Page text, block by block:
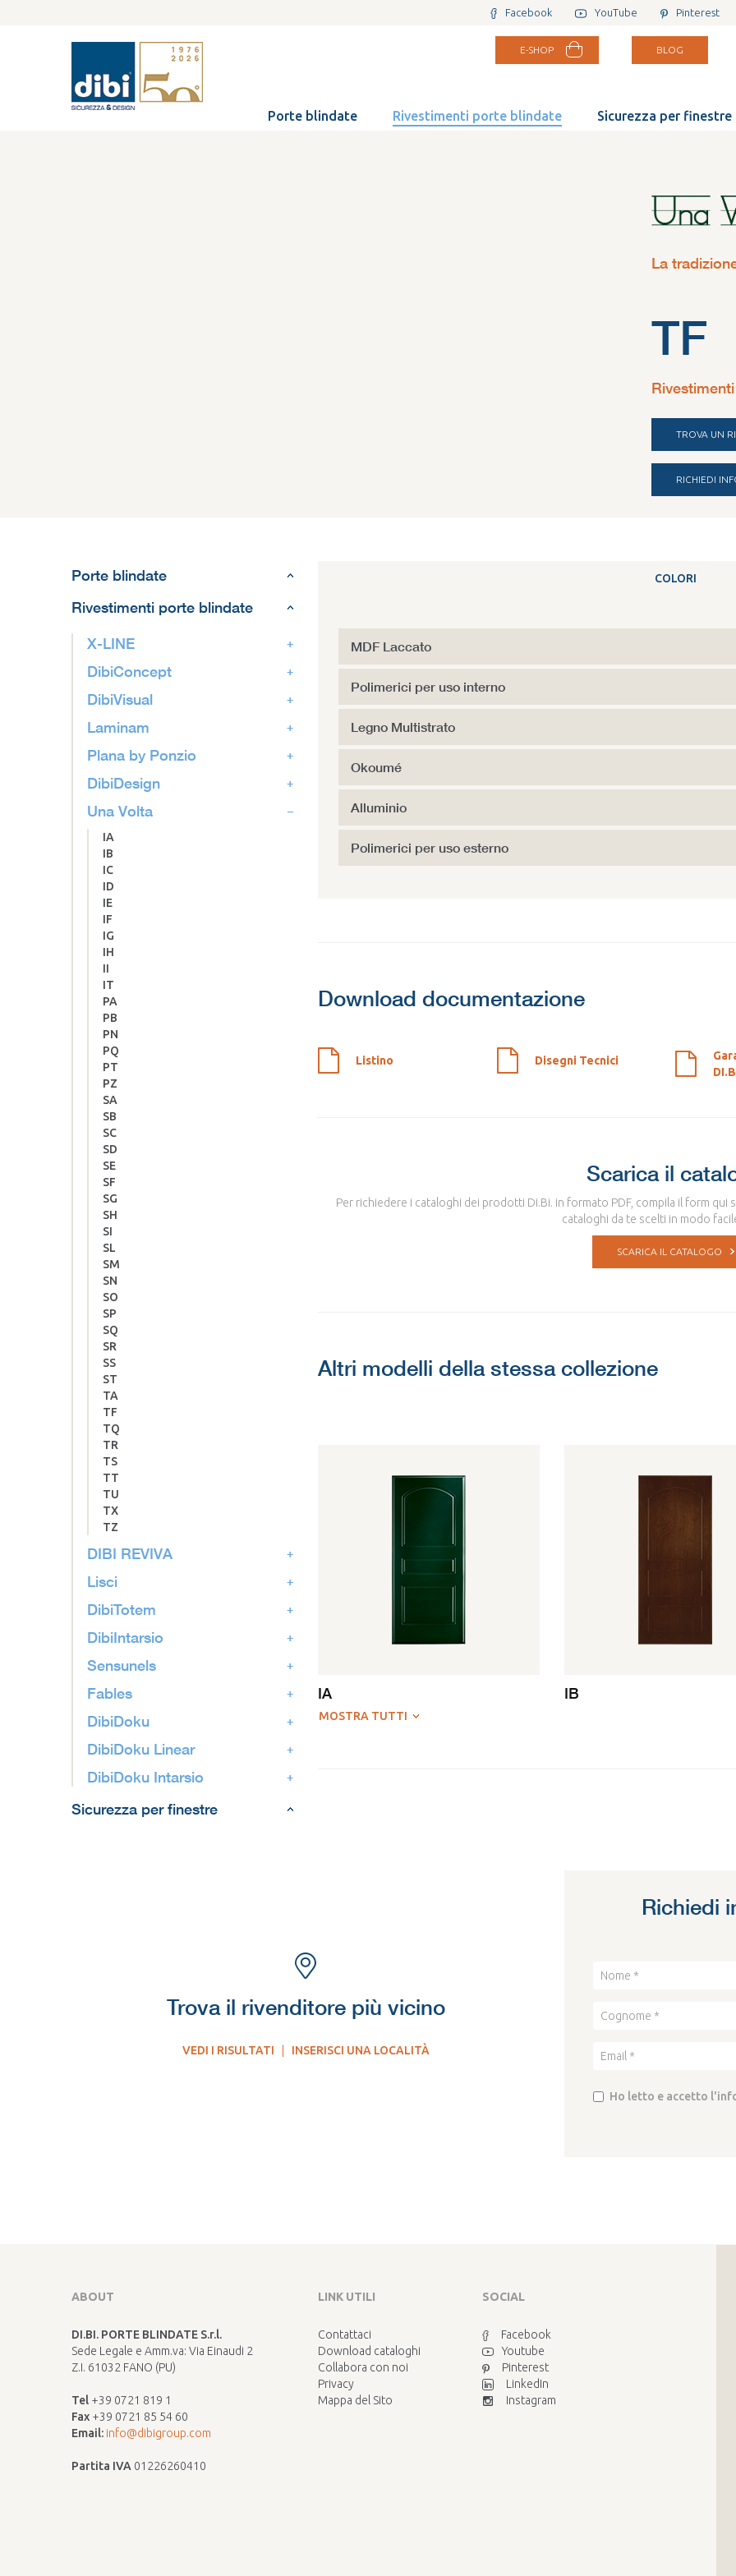
Facebook YouTube Pinterest
E-SHOP BLOG
Porte blindate Rivestimenti porte blindate Sicurezza per finestre
La
TF
TROVA UN
RICHIEDI
Porte blindate
Rivestimenti porte blindate
X-LINE
DibiConcept
DibiVisual
Laminam
Plana by Ponzio
DibiDesign
Una Volta
IA
IB
IC
ID
IE
IF
IG
IH
II
IT
PA
PB
PN
PQ
PT
PZ
SA
SB
SC
SD
SE
SF
SG
SH
SI
SL
SM
SN
SO
SP
SQ
SR
SS
ST
TA
TF
TQ
TR
TS
TT
TU
TX
TZ
DIBI REVIVA
Lisci
DibiTotem
DibiIntarsio
Sensunels
Fables
DibiDoku
DibiDoku Linear
DibiDoku Intarsio
Sicurezza per finestre
COLORI
MDF Laccato
Polimerici per uso interno
Legno Multistrato
Okoumé
Alluminio
Polimerici per uso esterno
Download documentazione
Listino Disegni Tecnici
Scarica il
Per richiedere i cataloghi dei prodotti Di.Bi. in formato PDF, compila il form
cataloghi da te scelti in modo
SCARICA IL CATALOGO
Altri modelli della stessa collezione
IA IB
MOSTRA TUTTI
Trova il rivenditore più vicino
VEDI I RISULTATI INSERISCI UNA LOCALITÀ
Richiedi
Ho letto e accetto
ABOUT
DI.BI. PORTE BLINDATE S.r.l.
Sede Legale e Amm.va: Via Einaudi 2
Z.I. 61032 FANO (PU)
Tel +39 0721 819 1
Fax +39 0721 85 54 60
Email: info@dibigroup.com
Partita IVA 01226260410
LINK UTILI
Contattaci
Download cataloghi
Collabora con noi
Privacy
Mappa del Sito
SOCIAL
Facebook
Youtube
Pinterest
LinkedIn
Instagram